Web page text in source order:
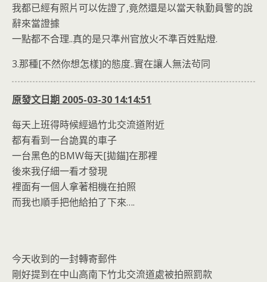
我都已經有照片可以佐證了,竟然還是以當天執勤員警的說
辭來當證據
一點都不合理..真的是只準州官放火不準百姓點燈.
3.那種[不然你想怎樣]的態度..實在讓人無法茍同
原發文日期 2005-03-30 14:14:51
每天上班得時候經過竹北交流道附近
都有看到一台詭異的車子
一台黑色的BMW每天[拋錨]在那裡
後來我仔細一看才發現
裡面有一個人拿著相機在拍照
而我也順手把他給拍了下來….
今天收到的一封轉寄郵件
剛好提到在中山高南下竹北交流道處被拍照罰款